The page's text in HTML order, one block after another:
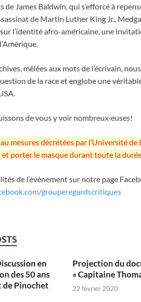
de James Baldwin, qui s’efforcé à
de Martin Luther King Jr.,
l’identité afro-américaine, une
mêlées aux mots de l’écrivain,
de la race et englobe une
de vous y voir nombreux·euses!
mesures décrétées par l’Université
porter le masque durant toute la durée
de l’évènement sur notre page
grouperegardscritiques
en
des 50 ans
de Pinochet
Projection du
« Capitaine
22 février 2020